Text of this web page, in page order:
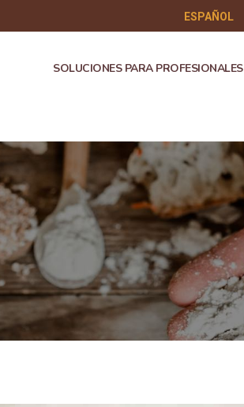
ESPAÑOL
SOLUCIONES PARA PROFESIONALES